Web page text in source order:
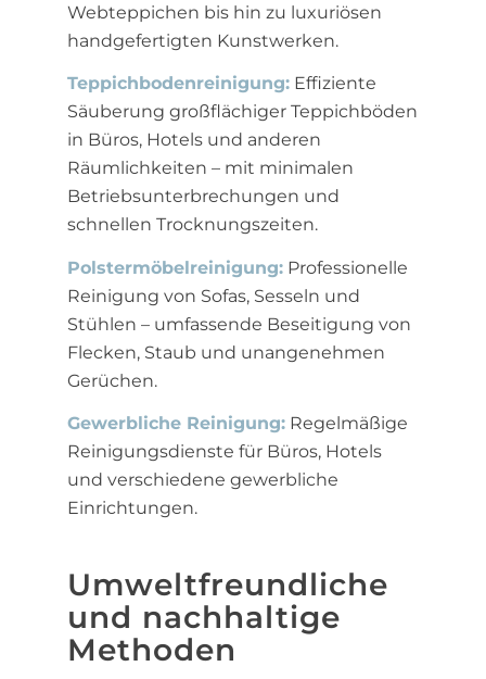
Webteppichen bis hin zu luxuriösen
handgefertigten Kunstwerken.
Teppichbodenreinigung: Effiziente
Säuberung großflächiger Teppichböden
in Büros, Hotels und anderen
Räumlichkeiten – mit minimalen
Betriebsunterbrechungen und
schnellen Trocknungszeiten.
Polstermöbelreinigung: Professionelle
Reinigung von Sofas, Sesseln und
Stühlen – umfassende Beseitigung von
Flecken, Staub und unangenehmen
Gerüchen.
Gewerbliche Reinigung: Regelmäßige
Reinigungsdienste für Büros, Hotels
und verschiedene gewerbliche
Einrichtungen.
Umweltfreundliche
und nachhaltige
Methoden